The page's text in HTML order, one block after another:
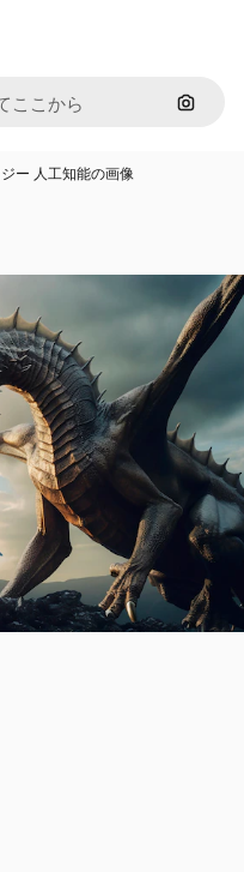
画像で
ー 人工知能の画像